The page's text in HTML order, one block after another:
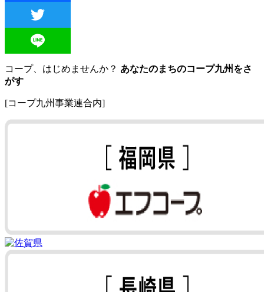
Line
コープ、はじめませんか？ あなたのまちのコープ九州をさ
がす
[コープ九州事業連合内]